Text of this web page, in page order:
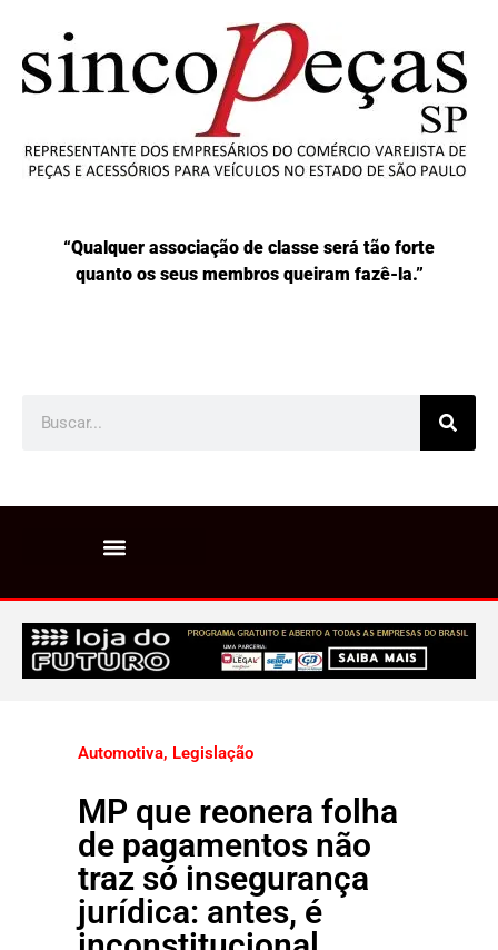
“Qualquer associação de classe será tão forte
quanto os seus membros queiram fazê-la.”
Automotiva, Legislação
MP que reonera folha
de pagamentos não
traz só insegurança
jurídica: antes, é